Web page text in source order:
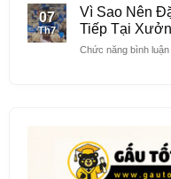
07
Th7
Vì Sao Nên
Tiếp Tại
Chức năng bình luận